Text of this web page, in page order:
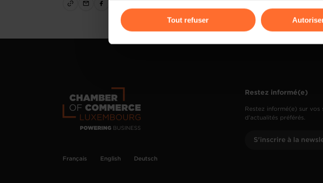
gauche de chaque page.
Tout refuser
Français English Deutsch
Restez informé(e)
Restez informé(e) sur vos
d’actualités préférés.
S'inscrire à la